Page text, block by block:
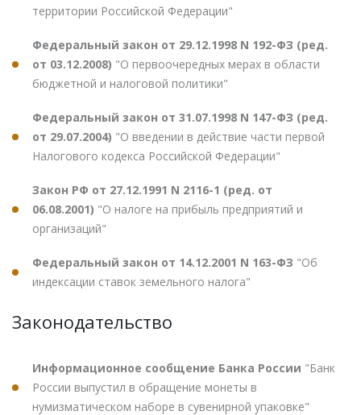
территории Российской Федерации"
Федеральный закон от 29.12.1998 N 192-ФЗ (ред.
от 03.12.2008) "О первоочередных мерах в области
бюджетной и налоговой политики"
Федеральный закон от 31.07.1998 N 147-ФЗ (ред.
от 29.07.2004) "О введении в действие части первой
Налогового кодекса Российской Федерации"
Закон РФ от 27.12.1991 N 2116-1 (ред. от
06.08.2001) "О налоге на прибыль предприятий и
организаций"
Федеральный закон от 14.12.2001 N 163-ФЗ "Об
индексации ставок земельного налога"
Законодательство
Информационное сообщение Банка России "Банк
России выпустил в обращение монеты в
нумизматическом наборе в сувенирной упаковке"